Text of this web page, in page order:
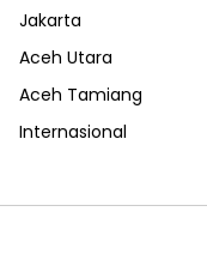
Jakarta
Aceh Utara
Aceh Tamiang
Internasional